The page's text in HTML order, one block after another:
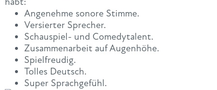
Angenehme sonore Stimme.
Versierter Sprecher.
Schauspiel- und Comedytalent.
Zusammenarbeit auf Augenhöhe.
Spielfreudig.
Tolles Deutsch.
Super Sprachgefühl.